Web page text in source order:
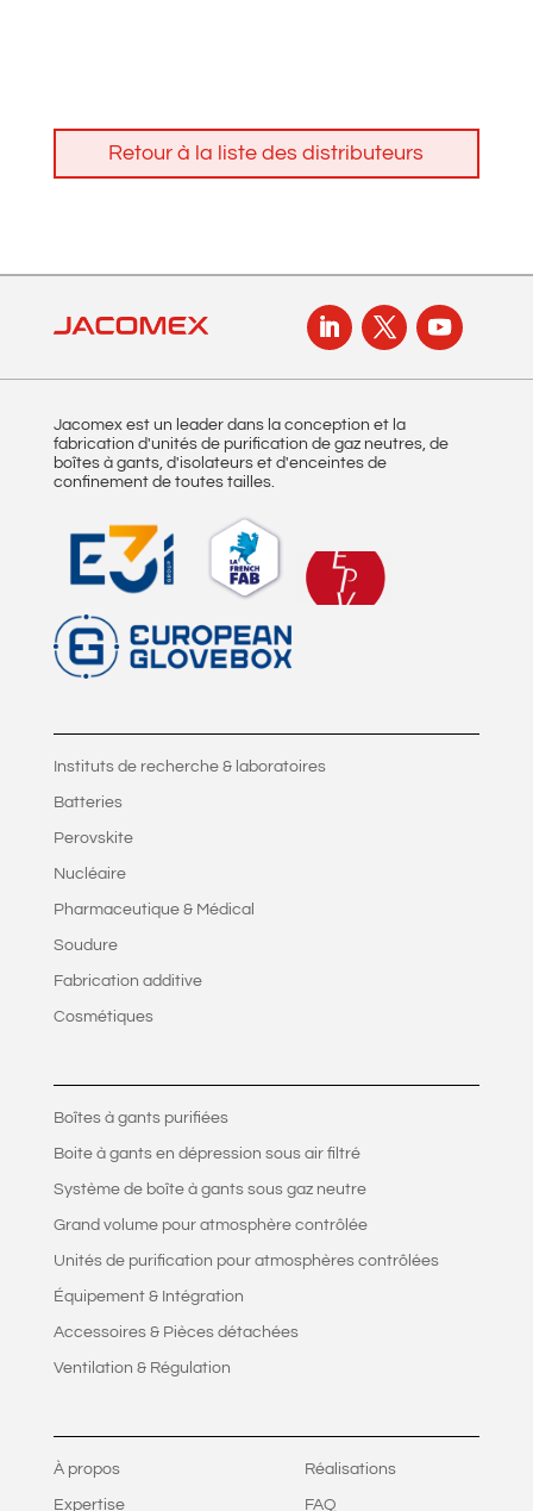
n
:
Retour à la liste des distributeurs
Jacomex est un leader dans la conception et la
fabrication d'unités de purification de gaz neutres, de
boîtes à gants, d'isolateurs et d'enceintes de
confinement de toutes tailles.
Instituts de recherche & laboratoires
Batteries
Perovskite
Nucléaire
Pharmaceutique & Médical
Soudure
Fabrication additive
Cosmétiques
Boîtes à gants purifiées
Boite à gants en dépression sous air filtré
Système de boîte à gants sous gaz neutre
Grand volume pour atmosphère contrôlée
Unités de purification pour atmosphères contrôlées
Équipement & Intégration
Accessoires & Pièces détachées
Ventilation & Régulation
À propos
Expertise
Réalisations
FAQ